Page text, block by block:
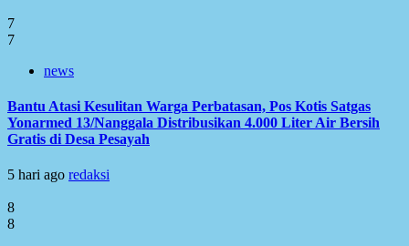
7
7
news
Bantu Atasi Kesulitan Warga Perbatasan, Pos Kotis Satgas
Yonarmed 13/Nanggala Distribusikan 4.000 Liter Air Bersih
Gratis di Desa Pesayah
5 hari ago redaksi
8
8